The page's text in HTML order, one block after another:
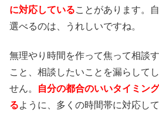
に対応していることがあります。
選べるのは、うれしいですね。
無理やり時間を作って焦って相談
こと、相談したいことを漏らして
せん。
自分の都合のいいタイミン
るように、多くの時間帯に対応し